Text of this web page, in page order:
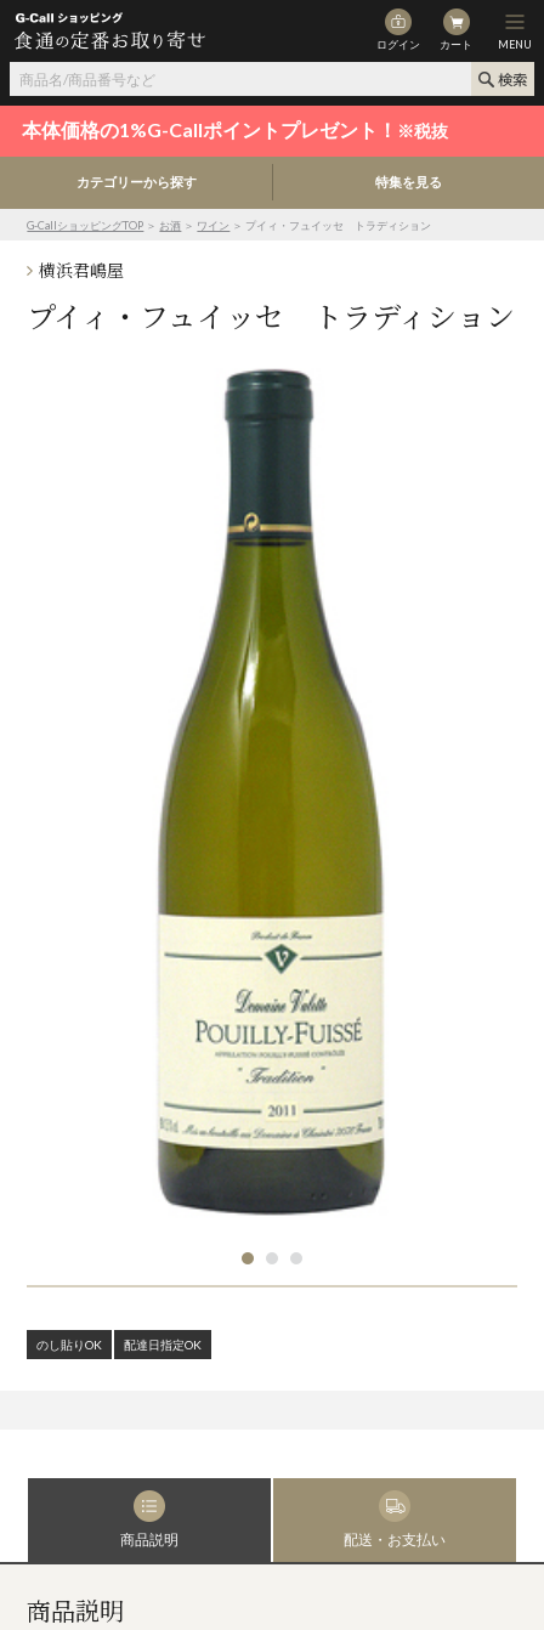
ログイン カート MENU
本体価格の1%G-Callポイントプレゼント！ ※税抜
カテゴリーから探す 特集を見る
G-CallショッピングTOP ＞ お酒 ＞ ワイン ＞ プイィ・フュイッセ トラディション
横浜君嶋屋
プイィ・フュイッセ トラディション
のし貼りOK 配達日指定OK
商品説明 配送・お支払い
商品説明